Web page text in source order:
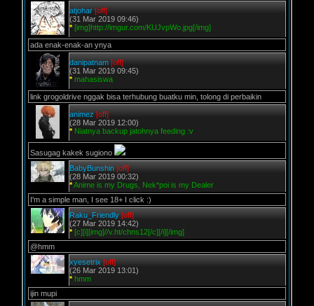
atjohar [off]
(31 Mar 2019 09:46)
* [img]http://imgur.com/KUJvpWo.jpg[/img]
ada enak-enak-an ynya
danipatnam [off]
(31 Mar 2019 09:45)
* mahasiswa
link grogoldrive nggak bisa terhubung buatku min, tolong di perbaikin
animez [off]
(28 Mar 2019 12:00)
* Niatnya backup jatohnya feeding :v
Sasugag kakek sugiono
BabyBunshin [off]
(28 Mar 2019 00:32)
*Anime is my Drugs, Nek*poi is my Dealer
I'm a simple man, I see 18+ I click :)
Raku_Friendly [off]
(27 Mar 2019 14:42)
* [c][i][img]//v.ht/chns12[/c][/i][/img]
@hmm
xyesetrix [off]
(26 Mar 2019 13:01)
* hmm
ijin mupi